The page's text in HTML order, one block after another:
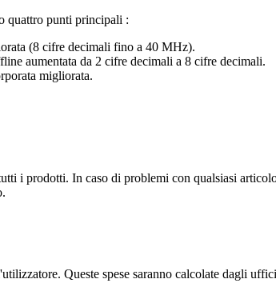
quattro punti principali :
(8 cifre decimali fino a 40 MHz).
aumentata da 2 cifre decimali a 8 cifre decimali.
migliorata.
i prodotti. In caso di problemi con qualsiasi
Queste spese saranno calcolate dagli